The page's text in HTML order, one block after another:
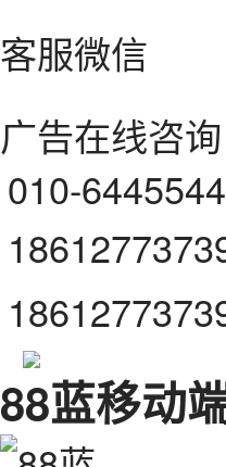
客服微信
广告在线咨询
010-
88蓝移动